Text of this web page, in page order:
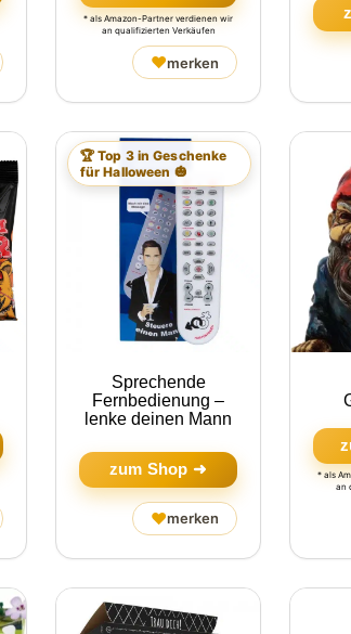
* als Amazon-Partner verdienen wir
an qualifizierten Verkäufen
♥merken
🏆 Top 3 in Geschenke
für Halloween 🎃
Sprechende
Fernbedienung –
lenke deinen Mann
zum Shop ➜
♥merken
* als
an